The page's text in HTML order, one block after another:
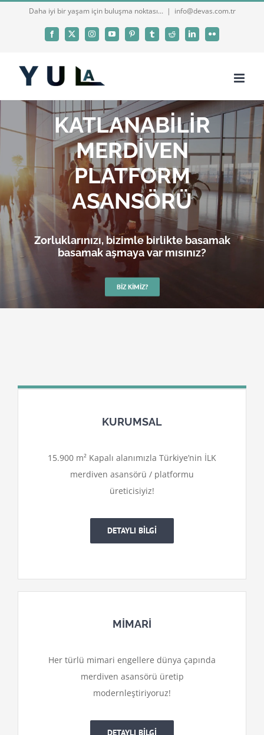
Daha iyi bir yaşam için buluşma noktası... | info@devas.com.tr
Facebook
X InstagramYouTubePinterestTumblrReddit LinkedInFlickr
KATLANABİLİR
MERDİVEN
PLATFORM
ASANSÖRÜ
Zorluklarınızı, bizimle birlikte basamak
basamak aşmaya var mısınız?
BIZ KIMIZ?
KURUMSAL
15.900 m² Kapalı alanımızla Türkiye’nin İLK
merdiven asansörü / platformu
üreticisiyiz!
DETAYLI BİLGİ
MİMARİ
Her türlü mimari engellere dünya çapında
merdiven asansörü üretip
modernleştiriyoruz!
DETAYLI BİLGİ